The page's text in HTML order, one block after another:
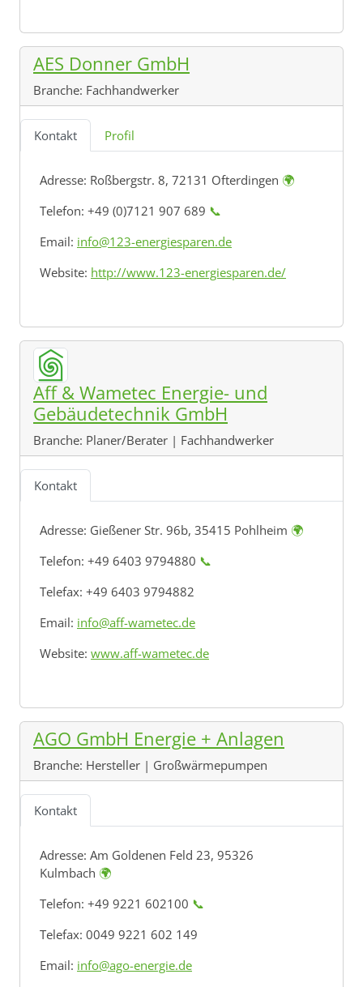
AES Donner GmbH
Branche: Fachhandwerker
Kontakt Profil
Adresse: Roßbergstr. 8, 72131 Ofterdingen 🌍
Telefon: +49 (0)7121 907 689 📞
Email: info@123-energiesparen.de
Website: http://www.123-energiesparen.de/
Aff & Wametec Energie- und
Gebäudetechnik GmbH
Branche: Planer/Berater | Fachhandwerker
Kontakt
Adresse: Gießener Str. 96b, 35415 Pohlheim 🌍
Telefon: +49 6403 9794880 📞
Telefax: +49 6403 9794882
Email: info@aff-wametec.de
Website: www.aff-wametec.de
AGO GmbH Energie + Anlagen
Branche: Hersteller | Großwärmepumpen
Kontakt
Adresse: Am Goldenen Feld 23, 95326
Kulmbach 🌍
Telefon: +49 9221 602100 📞
Telefax: 0049 9221 602 149
Email: info@ago-energie.de